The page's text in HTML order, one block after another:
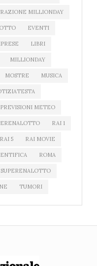
MILLIONDAY
EVENTI
LIBRI
MILLIONDAY
MOSTRE MUSICA
PREVISIONI METEO
RAI 1
RAI 5 RAI MOVIE
ROMA
SUPERENALOTTO
TUMORI